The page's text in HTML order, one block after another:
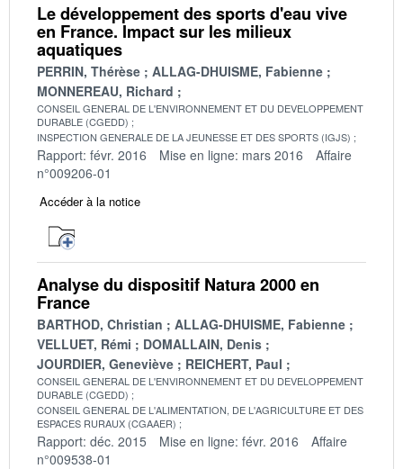
Le développement des sports d'eau vive
en France. Impact sur les milieux
aquatiques
PERRIN, Thérèse
ALLAG-DHUISME, Fabienne
MONNEREAU, Richard
CONSEIL GENERAL DE L'ENVIRONNEMENT ET DU DEVELOPPEMENT
DURABLE (CGEDD)
INSPECTION GENERALE DE LA JEUNESSE ET DES SPORTS (IGJS)
Rapport: févr. 2016 Mise en ligne: mars 2016
Affaire
n°009206-01
Accéder à la notice
Analyse du dispositif Natura 2000 en
France
BARTHOD, Christian
ALLAG-DHUISME, Fabienne
VELLUET, Rémi
DOMALLAIN, Denis
JOURDIER, Geneviève
REICHERT, Paul
CONSEIL GENERAL DE L'ENVIRONNEMENT ET DU DEVELOPPEMENT
DURABLE (CGEDD)
CONSEIL GENERAL DE L'ALIMENTATION, DE L'AGRICULTURE ET DES
ESPACES RURAUX (CGAAER)
Rapport: déc. 2015 Mise en ligne: févr. 2016
Affaire
n°009538-01